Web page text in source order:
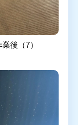
後（7）